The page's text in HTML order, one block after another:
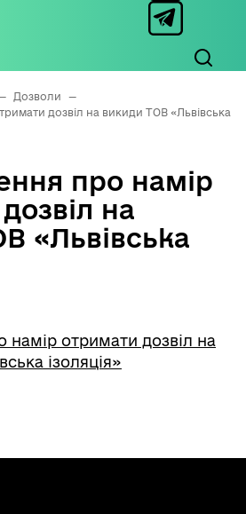
Дозволи
—
дозвіл на викиди ТОВ «Львівська
про намір
на
«Львівська
намір отримати дозвіл на
ізоляція»